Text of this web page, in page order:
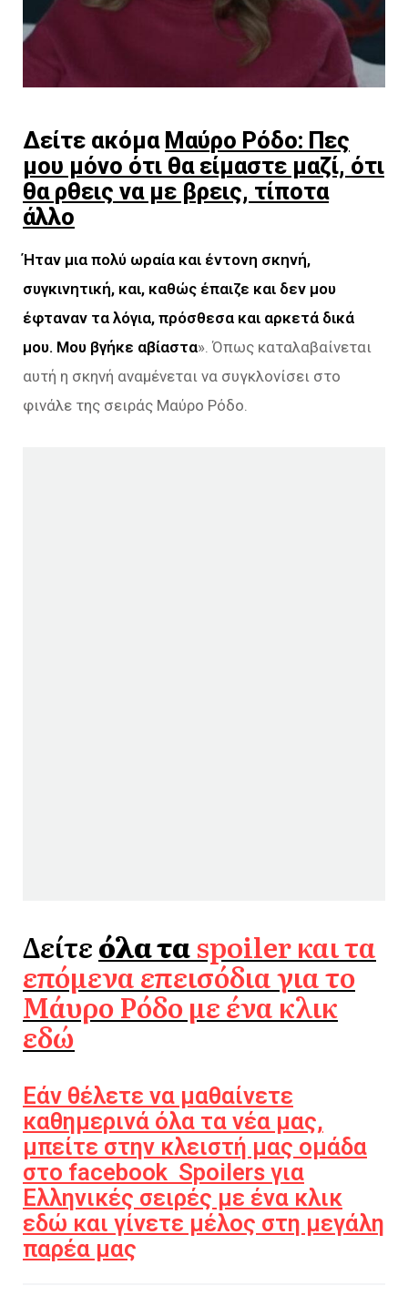
Δείτε ακόμα Μαύρο Ρόδο: Πες
μου μόνο ότι θα είμαστε μαζί, ότι
θα ρθεις να με βρεις, τίποτα
άλλο
Ήταν μια πολύ ωραία και έντονη σκηνή,
συγκινητική, και, καθώς έπαιζε και δεν μου
έφταναν τα λόγια, πρόσθεσα και αρκετά δικά
μου. Μου βγήκε αβίαστα». Όπως καταλαβαίνεται
αυτή η σκηνή αναμένεται να συγκλονίσει στο
φινάλε της σειράς Μαύρο Ρόδο.
Δείτεόλα ταspoiler και τα
επόμενα επεισόδια για το
Mάυρο Ρόδο με ένα κλικ
εδώ
Εάν θέλετε να μαθαίνετε
καθημερινά όλα τα νέα μας,
μπείτε στην κλειστή μας ομάδα
στο facebook Spoilers για
Ελληνικές σειρές με ένα κλικ
εδώ και γίνετε μέλος στη μεγάλη
παρέα μας